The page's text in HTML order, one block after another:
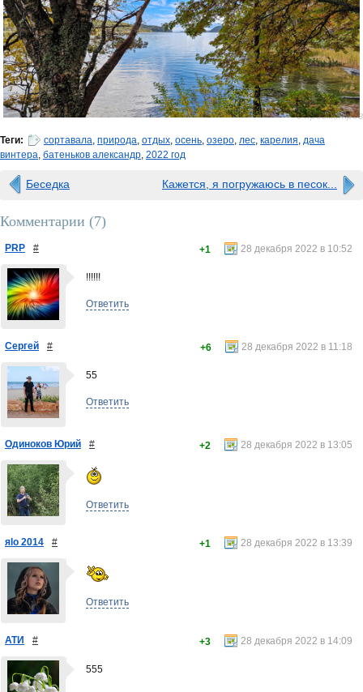
0 просмотров
Теги: сортавала, природа, отдых, осень, озеро, лес, карелия, дача
винтера, батеньков александр, 2022 год
Беседка Кажется, я погружаюсь в песок...
Комментарии (7)
PRP # 28 декабря 2022 в 10:52
+1
!!!!!!
Ответить
Сергей # 28 декабря 2022 в 11:18
+6
55
Ответить
Одиноков Юрий # 28 декабря 2022 в 13:05
+2
Ответить
яlo 2014 # 28 декабря 2022 в 13:39
+1
Ответить
АТИ # 28 декабря 2022 в 14:09
+3
555